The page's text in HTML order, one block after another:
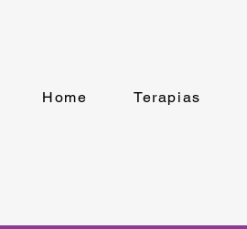
Home Terapias